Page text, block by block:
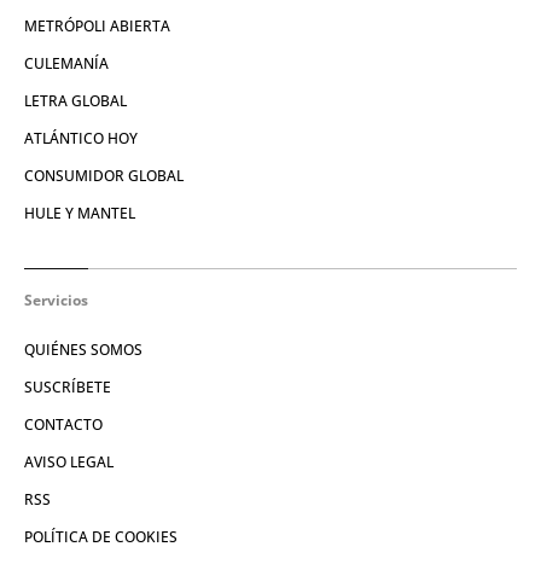
METRÓPOLI ABIERTA
CULEMANÍA
LETRA GLOBAL
ATLÁNTICO HOY
CONSUMIDOR GLOBAL
HULE Y MANTEL
Servicios
QUIÉNES SOMOS
SUSCRÍBETE
CONTACTO
AVISO LEGAL
RSS
POLÍTICA DE COOKIES